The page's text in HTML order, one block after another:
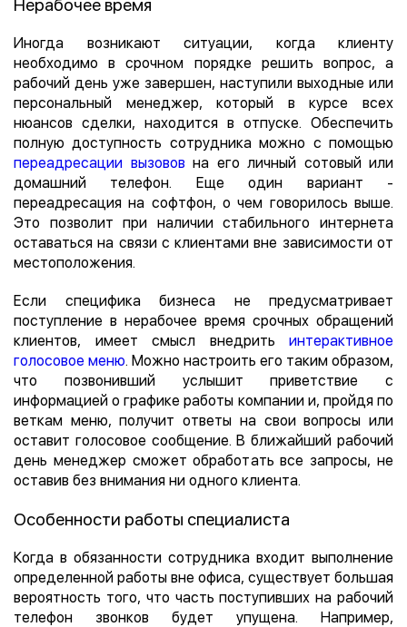
Нерабочее время
Иногда возникают ситуации, когда клиенту
необходимо в срочном порядке решить вопрос, а
рабочий день уже завершен, наступили выходные или
персональный менеджер, который в курсе всех
нюансов сделки, находится в отпуске. Обеспечить
полную доступность сотрудника можно с помощью
переадресации вызовов на его личный сотовый или
домашний телефон. Еще один вариант -
переадресация на софтфон, о чем говорилось выше.
Это позволит при наличии стабильного интернета
оставаться на связи с клиентами вне зависимости от
местоположения.
Если специфика бизнеса не предусматривает
поступление в нерабочее время срочных обращений
клиентов, имеет смысл внедрить интерактивное
голосовое меню. Можно настроить его таким образом,
что позвонивший услышит приветствие с
информацией о графике работы компании и, пройдя по
веткам меню, получит ответы на свои вопросы или
оставит голосовое сообщение. В ближайший рабочий
день менеджер сможет обработать все запросы, не
оставив без внимания ни одного клиента.
Особенности работы специалиста
Когда в обязанности сотрудника входит выполнение
определенной работы вне офиса, существует большая
вероятность того, что часть поступивших на рабочий
телефон звонков будет упущена. Например,